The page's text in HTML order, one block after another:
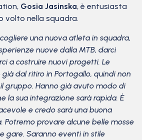
Gosia Jasinska, è entusiasta
volto nella squadra.
una nuova atleta in squadra,
nuove dalla MTB, darci
a costruire nuovi progetti. Le
dal ritiro in Portogallo, quindi non
gruppo. Hanno già avuto modo di
la sua integrazione sarà rapida. È
e credo sarà una buona
Potremo provare alcune belle mosse
gare. Saranno eventi in stile